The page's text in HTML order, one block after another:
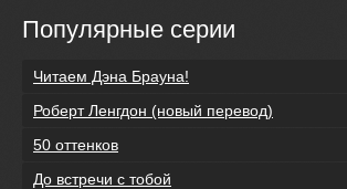
Популярные серии
Читаем Дэна Брауна!
Роберт Ленгдон (новый перевод)
50 оттенков
До встречи с тобой